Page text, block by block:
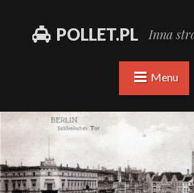
POLLET.PL Inna
Menu